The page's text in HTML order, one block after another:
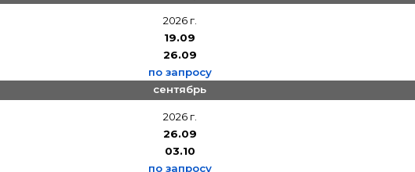
2026 г.
19.09
26.09
по запросу
сентябрь
2026 г.
26.09
03.10
по запросу